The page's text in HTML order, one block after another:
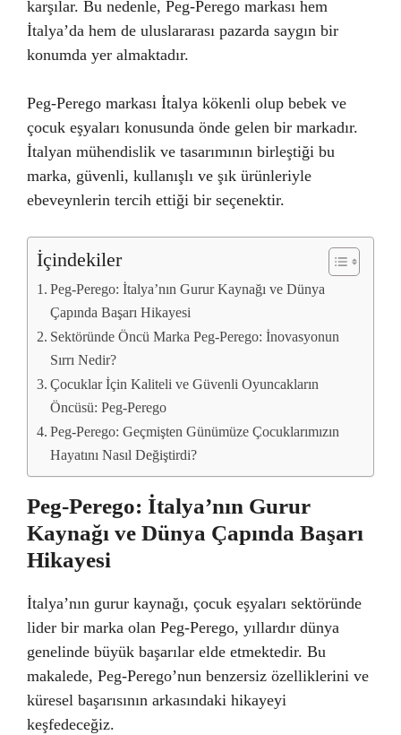
karşılar. Bu nedenle, Peg-Perego markası hem
İtalya’da hem de uluslararası pazarda saygın bir
konumda yer almaktadır.
Peg-Perego markası İtalya kökenli olup bebek ve
çocuk eşyaları konusunda önde gelen bir markadır.
İtalyan mühendislik ve tasarımının birleştiği bu
marka, güvenli, kullanışlı ve şık ürünleriyle
ebeveynlerin tercih ettiği bir seçenektir.
İçindekiler
Peg-Perego: İtalya’nın Gurur Kaynağı ve Dünya
Çapında Başarı Hikayesi
Sektöründe Öncü Marka Peg-Perego: İnovasyonun
Sırrı Nedir?
Çocuklar İçin Kaliteli ve Güvenli Oyuncakların
Öncüsü: Peg-Perego
Peg-Perego: Geçmişten Günümüze Çocuklarımızın
Hayatını Nasıl Değiştirdi?
Peg-Perego: İtalya’nın Gurur
Kaynağı ve Dünya Çapında Başarı
Hikayesi
İtalya’nın gurur kaynağı, çocuk eşyaları sektöründe
lider bir marka olan Peg-Perego, yıllardır dünya
genelinde büyük başarılar elde etmektedir. Bu
makalede, Peg-Perego’nun benzersiz özelliklerini ve
küresel başarısının arkasındaki hikayeyi
keşfedeceğiz.